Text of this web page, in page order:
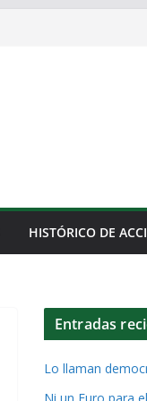
HISTÓRICO DE
Entradas
Lo llaman